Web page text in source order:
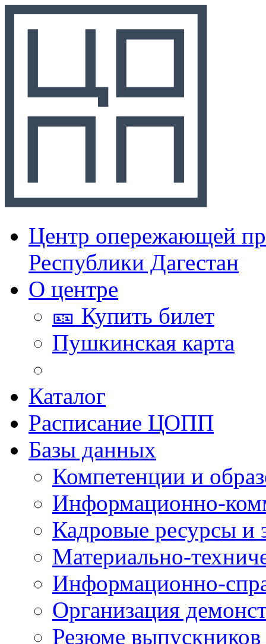
Центр опережающей
Республики Дагестан
О центре
🎫 Купить билет
Пушкинская карта
Каталог
Расписание ЦОПП
Базы данных
Компетенции и
Информационно-
Кадровые ресурсы и
Материально-
Информационно-
Организация
Резюме